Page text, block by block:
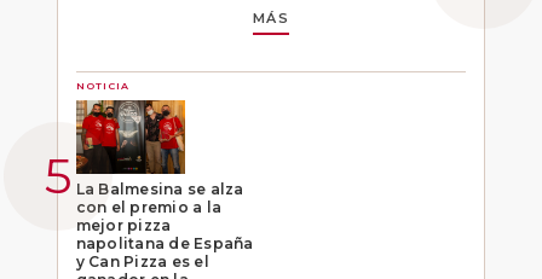
MÁS
NOTICIA
La Balmesina se alza
con el premio a la
mejor pizza
napolitana de España
y Can Pizza es el